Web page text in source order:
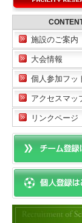
施設のご案内
大会情報
個人参加フッ
アクセスマッ
リンクページ